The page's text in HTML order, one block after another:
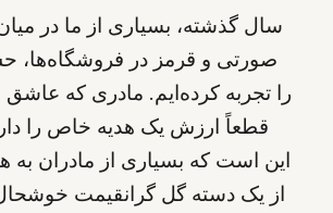
سال گذشته، بسیاری از ما در
صورتی و قرمز در
را تجربه کرده‌ایم. مادری که عاشق
قطعاً ارزش یک هدیه خاص را
این است که بسیاری از مادران به
از یک دسته گل گرانقیمت